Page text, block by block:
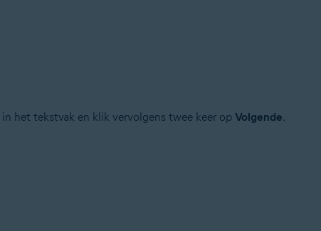
het tekstvak en klik vervolgens twee keer op Volgende.